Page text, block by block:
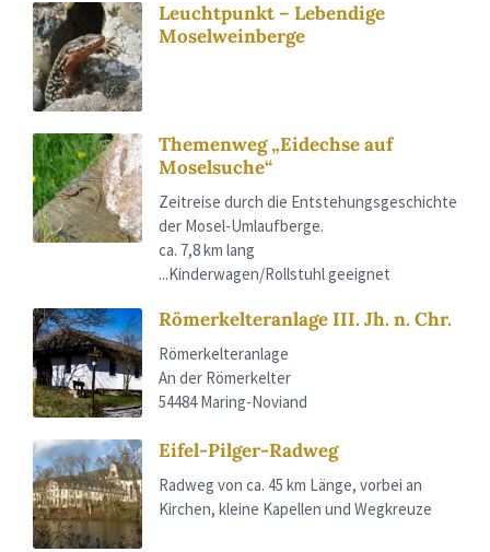
Leuchtpunkt – Lebendige
Moselweinberge
Themenweg „Eidechse auf
Moselsuche“
Zeitreise durch die Entstehungsgeschichte
der Mosel-Umlaufberge.
ca. 7,8 km lang
...Kinderwagen/Rollstuhl geeignet
Römerkelteranlage III. Jh. n. Chr.
Römerkelteranlage
An der Römerkelter
54484 Maring-Noviand
Eifel-Pilger-Radweg
Radweg von ca. 45 km Länge, vorbei an
Kirchen, kleine Kapellen und Wegkreuze